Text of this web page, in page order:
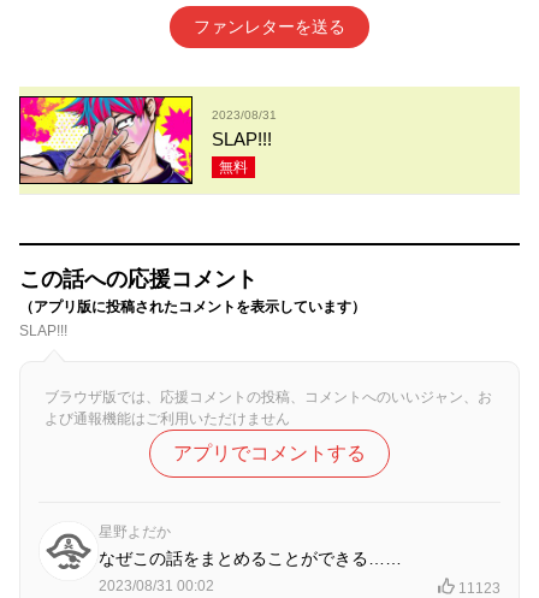
ファンレターを送る
2023/08/31
SLAP!!!
無料
この話への応援コメント
（アプリ版に投稿されたコメントを表示しています）
SLAP!!!
ブラウザ版では、応援コメントの投稿、コメントへのいいジャン、お
よび通報機能はご利用いただけません
アプリでコメントする
星野よだか
なぜこの話をまとめることができる……
2023/08/31 00:02 11123